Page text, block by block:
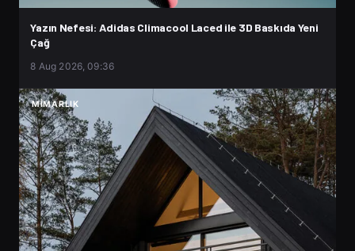
Yazın Nefesi: Adidas Climacool Laced ile 3D Baskıda Yeni
Çağ
8 Aug 2026, 09:36
MIMARLIK